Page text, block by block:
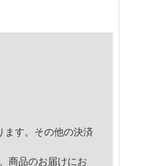
ます。その他の決済
商品のお届けにお